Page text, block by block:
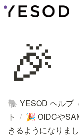
🎉
🐘 YESOD ヘルプ /
ト / 🎉 OIDCや
きるようになりま